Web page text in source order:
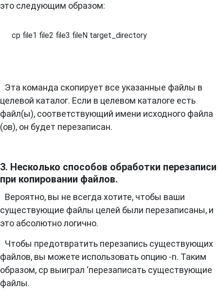
это следующим образом:
cp file1 file2 file3 fileN target_directory
Эта команда скопирует все указанные файлы в
целевой каталог. Если в целевом каталоге есть
файл(ы), соответствующий имени исходного файла
(ов), он будет перезаписан.
3. Несколько способов обработки перезаписи
при копировании файлов.
Вероятно, вы не всегда хотите, чтобы ваши
существующие файлы целей были перезаписаны, и
это абсолютно логично.
Чтобы предотвратить перезапись существующих
файлов, вы можете использовать опцию -n. Таким
образом, cp выиграл ‘перезаписать существующие
файлы.